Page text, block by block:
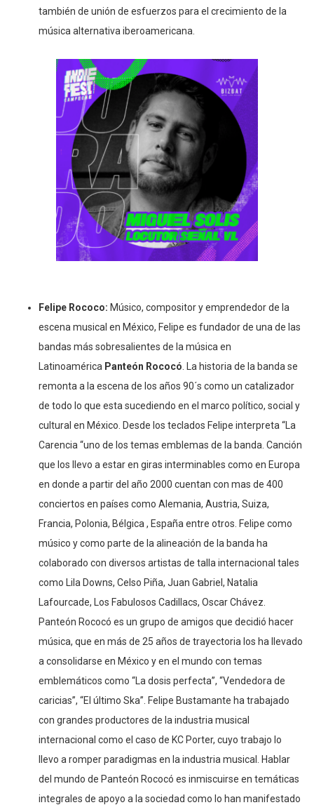
también de unión de esfuerzos para el crecimiento de la
música alternativa iberoamericana.
Felipe Rococo: Músico, compositor y emprendedor de la
escena musical en México, Felipe es fundador de una de las
bandas más sobresalientes de la música en
Latinoamérica Panteón Rococó . La historia de la banda se
remonta a la escena de los años 90´s como un catalizador
de todo lo que esta sucediendo en el marco político, social y
cultural en México. Desde los teclados Felipe interpreta “La
Carencia “uno de los temas emblemas de la banda. Canción
que los llevo a estar en giras interminables como en Europa
en donde a partir del año 2000 cuentan con mas de 400
conciertos en países como Alemania, Austria, Suiza,
Francia, Polonia, Bélgica , España entre otros. Felipe como
músico y como parte de la alineación de la banda ha
colaborado con diversos artistas de talla internacional tales
como Lila Downs, Celso Piña, Juan Gabriel, Natalia
Lafourcade, Los Fabulosos Cadillacs, Oscar Chávez.
Panteón Rococó es un grupo de amigos que decidió hacer
música, que en más de 25 años de trayectoria los ha llevado
a consolidarse en México y en el mundo con temas
emblemáticos como “La dosis perfecta”, “Vendedora de
caricias”, “El último Ska”. Felipe Bustamante ha trabajado
con grandes productores de la industria musical
internacional como el caso de KC Porter, cuyo trabajo lo
llevo a romper paradigmas en la industria musical. Hablar
del mundo de Panteón Rococó es inmiscuirse en temáticas
integrales de apoyo a la sociedad como lo han manifestado